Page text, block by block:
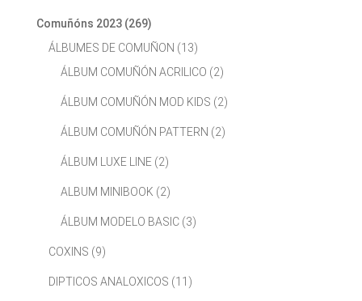
Comuñóns 2023 (269)
ÁLBUMES DE COMUÑON (13)
ÁLBUM COMUÑÓN ACRILICO (2)
ÁLBUM COMUÑÓN MOD KIDS (2)
ÁLBUM COMUÑÓN PATTERN (2)
ÁLBUM LUXE LINE (2)
ALBUM MINIBOOK (2)
ÁLBUM MODELO BASIC (3)
COXINS (9)
DIPTICOS ANALOXICOS (11)